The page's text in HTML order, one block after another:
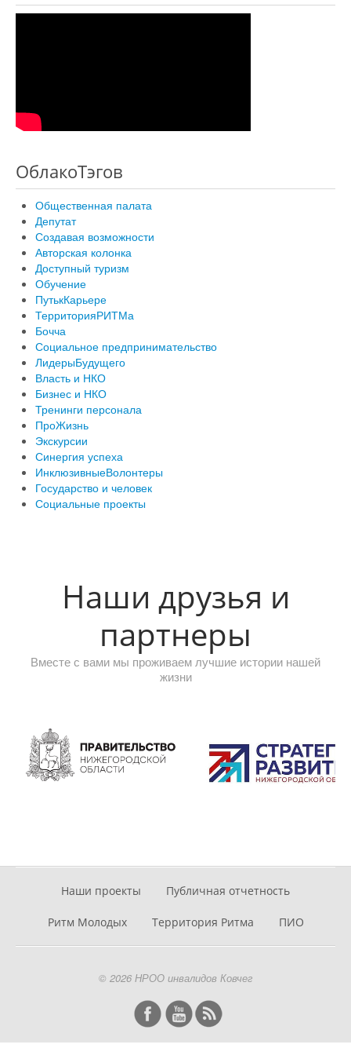
ОблакоТэгов
Общественная палата
Депутат
Создавая возможности
Авторская колонка
Доступный туризм
Обучение
ПутькКарьере
ТерриторияРИТМа
Бочча
Социальное предпринимательство
ЛидерыБудущего
Власть и НКО
Бизнес и НКО
Тренинги персонала
ПроЖизнь
Экскурсии
Синергия успеха
ИнклюзивныеВолонтеры
Государство и человек
Социальные проекты
Наши друзья и
партнеры
Вместе с вами мы проживаем лучшие истории нашей
жизни
Наши проекты Публичная отчетность
Ритм Молодых Территория Ритма ПИО
© 2026 НРОО инвалидов Ковчег